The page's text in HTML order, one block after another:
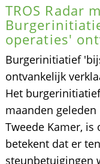
TROS Radar
operaties'
Burgerinitiatief
ontvankelijk
Het
maanden
Tweede Kamer,
betekent dat er
steunbetuigingen